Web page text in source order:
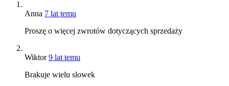
Anna 7 lat temu
Proszę o więcej zwrotów dotyczących sprzedaży
Wiktor 9 lat temu
Brakuje wielu slowek